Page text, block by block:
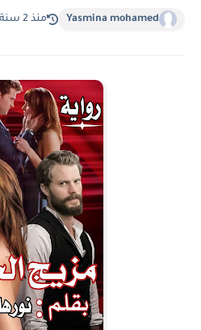
Yasmina mohamed منذ 2 سنة